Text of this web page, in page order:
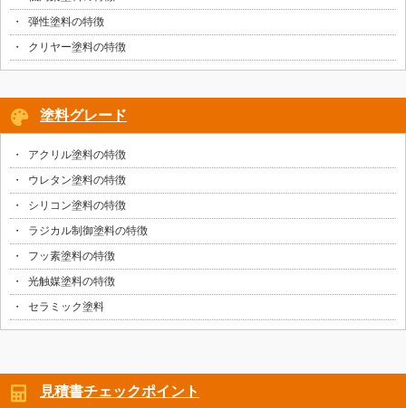
弾性塗料の特徴
クリヤー塗料の特徴
塗料グレード
アクリル塗料の特徴
ウレタン塗料の特徴
シリコン塗料の特徴
ラジカル制御塗料の特徴
フッ素塗料の特徴
光触媒塗料の特徴
セラミック塗料
見積書チェックポイント